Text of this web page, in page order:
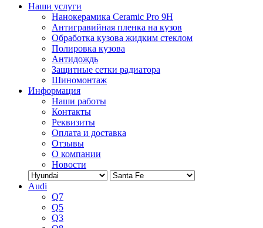
Наши услуги
Нанокерамика Ceramic Pro 9H
Антигравийная пленка на кузов
Обработка кузова жидким стеклом
Полировка кузова
Антидождь
Защитные сетки радиатора
Шиномонтаж
Информация
Наши работы
Контакты
Реквизиты
Оплата и доставка
Отзывы
О компании
Новости
Audi
Q7
Q5
Q3